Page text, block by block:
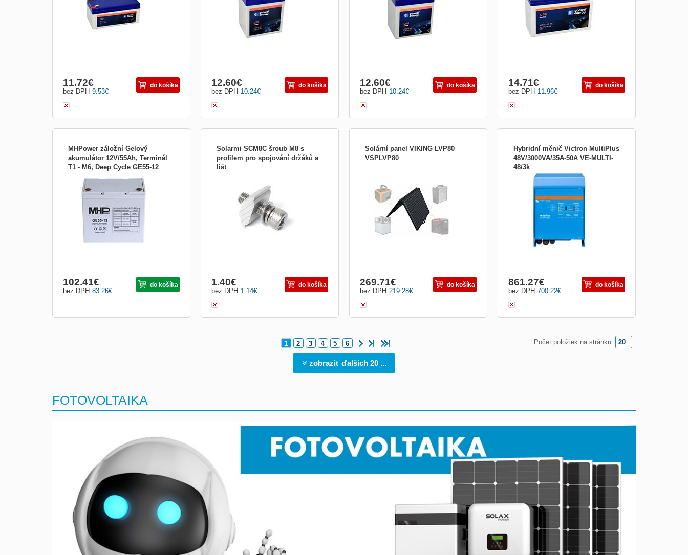
životnost 4-6 let, maximální vybíjecí proud
9.53€
bez DPH
11.72€ do košíka
optimální životnost 4-6 let.
10.24€
bez DPH
12.60€ do košíka
10.24€
bez DPH
12.60€ do košíka
příslušenství.
11.96€
bez DPH
14.71€ do košíka
MHPower záložní Gelový
akumulátor 12V/55Ah, Terminál
T1 - M6, Deep Cycle GE55-12
technologií VRLA GEL, kapacita 55 Ah,
napětí 12 V, 6 článků. Bezúdržbový
provoz, hluboký cyklus, životnost až 12 let
při trvalém dobíjení.
83.26€
bez DPH
102.41€ do košíka
Solarmi SCM8C šroub M8 s
profilem pro spojování držáků a
lišt
držáků solárních panelů řady SC.
Součástí šroubu je profil pro zasunutí do
lišty kompletního držáku SC.
1.14€
bez DPH
1.40€ do košíka
Solární panel VIKING LVP80
VSPLVP80
panel VIKING LVP80 , představuje revoluci
na trhu s pevným skládacím solárním
panelem o výkonu 80W/20V. Je vyroben z
monokrystalických solárních článků A-
Grade, nejnovější fóli...
219.28€
bez DPH
269.71€ do košíka
Hybridní měnič Victron MultiPlus
48V/3000VA/35A-50A VE-MULTI-
48/3k
Victron MultiPlus VEMULTI48/3k;
VEMULTI48/3k je měnič napětí a nabíječka
v jednom. Zahrnuje čistě sinusový měnič,
adaptivní nabíjení, hybridní technologii
PowerAssist a další funkce pro integrace
do různých typů s...
700.22€
bez DPH
861.27€ do košíka
Počet položiek na stránku:
1 2 3 4 5 6
zobraziť ďalších 20 ...
FOTOVOLTAIKA